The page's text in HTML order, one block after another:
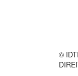
©